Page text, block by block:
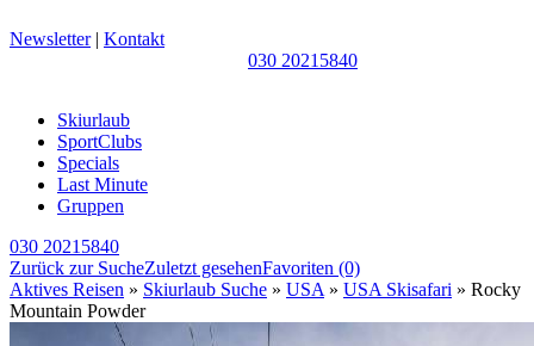
Newsletter| Kontakt
030 20215840
Skiurlaub
SportClubs
Specials
Last Minute
Gruppen
030 20215840
Zurück zur SucheZuletzt gesehenFavoriten (0)
Aktives Reisen » Skiurlaub Suche » USA » USA Skisafari » Rocky
Mountain Powder